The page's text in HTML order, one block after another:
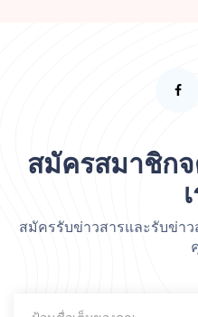
สมัครสมาชิก
สมัครรับข่าวสารและรับข่า